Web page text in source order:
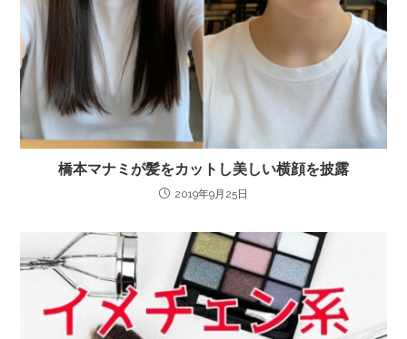
橋本マナミが髪をカットし美しい横顔を披露
2019年9月25日